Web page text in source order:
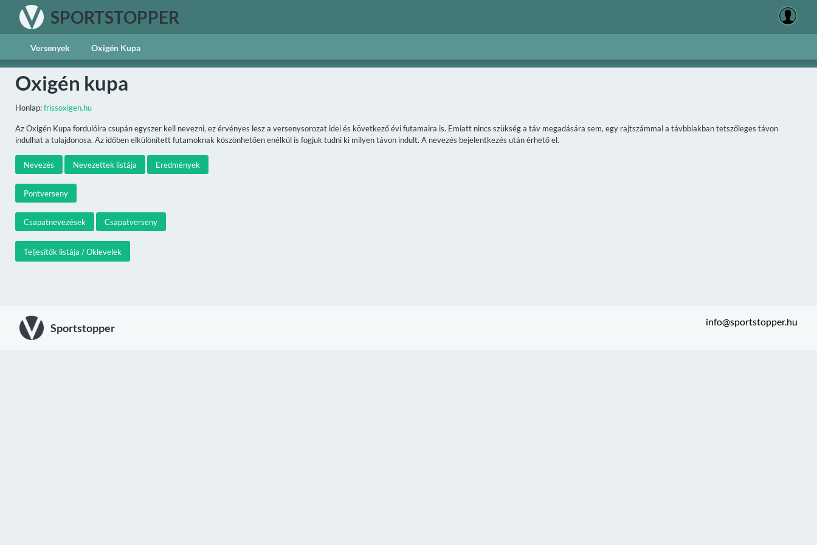
SPORTSTOPPER
Versenyek Oxigén Kupa
Oxigén kupa
Honlap:frissoxigen.hu
Az Oxigén Kupa fordulóira csupán egyszer kell nevezni, ez érvényes lesz a versenysorozat idei és következő évi futamaira is. Emiatt nincs szükség a táv megadására sem, egy rajtszámmal a távbbiakban tetszőleges távon
indulhat a tulajdonosa. Az időben elkülönített futamoknak köszönhetően enélkül is fogjuk tudni ki milyen távon indult. A nevezés bejelentkezés után érhető el.
Nevezés Nevezettek listája Eredmények
Pontverseny
Csapatnevezések Csapatverseny
Teljesítők listája / Oklevelek
Sportstopper info@sportstopper.hu